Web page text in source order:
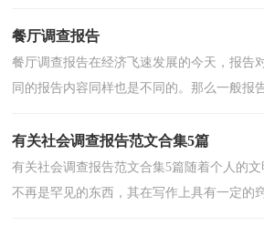
餐厅调查报告
餐厅调查报告在经济飞速发展的今天，报告
同的报告内容同样也是不同的。那么一般报
有关社会调查报告范文合集5篇
有关社会调查报告范文合集5篇随着个人的
不再是罕见的东西，其在写作上具有一定的